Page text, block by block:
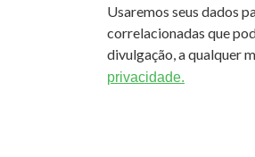
Usaremos seus dados
correlacionadas que
divulgação, a qualquer
privacidade.